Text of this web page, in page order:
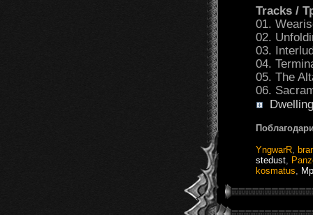
Tracks /
01.
02.
03.
04.
05. The
06.
YngwarR
stedust
kosmatus